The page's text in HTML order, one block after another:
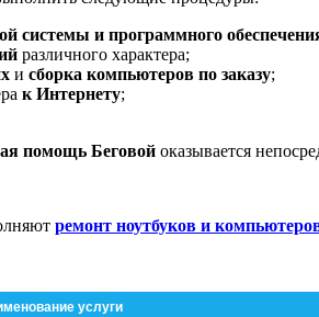
системы и программного
различного характера;
и сборка компьютеров по заказу;
к Интернету;
помощь Беговой оказывается
ремонт ноутбуков и
услуги